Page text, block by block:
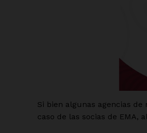
Si bien algunas agencias
caso de las socias de EMA,